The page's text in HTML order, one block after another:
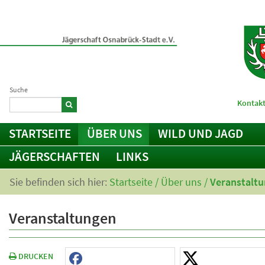
Suche
STARTSEITE ÜBER UNS
WILD UND JAGD
JÄGERSCHAFTEN
LINKS
Sie befinden sich hier: Startseite / Über uns /
Veranstaltungen
DRUCKEN